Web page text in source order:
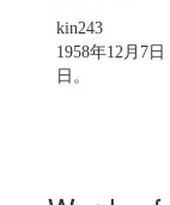
kin243
1958年12月7
日。